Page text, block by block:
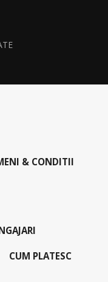
& CONDITII
CUM PLATESC